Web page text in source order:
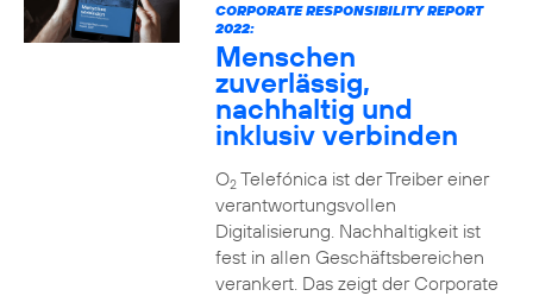
CORPORATE RESPONSIBILITY REPORT
2022:
Menschen
zuverlässig,
nachhaltig und
inklusiv verbinden
O2Telefónica ist der Treiber einer
verantwortungsvollen
Digitalisierung. Nachhaltigkeit ist
fest in allen Geschäftsbereichen
verankert. Das zeigt der Corporate